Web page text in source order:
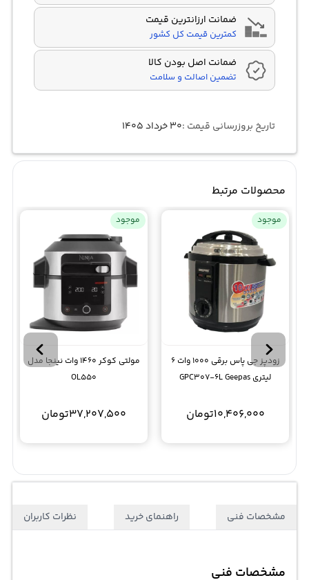
ضمانت ارزانترین قیمت
کمترین قیمت کل کشور
ضمانت اصل بودن کالا
تضمین اصالت و سلامت
تاریخ بروزرسانی قیمت :۳۰ خرداد ۱۴۰۵
محصولات مرتبط
موجود
زودپز جی پاس برقی 1000 وات 6
لیتری GPC307-6L Geepas
10,406,000تومان
موجود
مولتی کوکر 1460 وات نینجا مدل
OL550
37,207,500تومان
مشخصات فنی راهنمای خرید نظرات کاربران
مشخصات فنی